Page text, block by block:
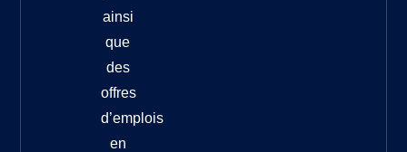
ainsi
que
des
offres
d’emplois
en